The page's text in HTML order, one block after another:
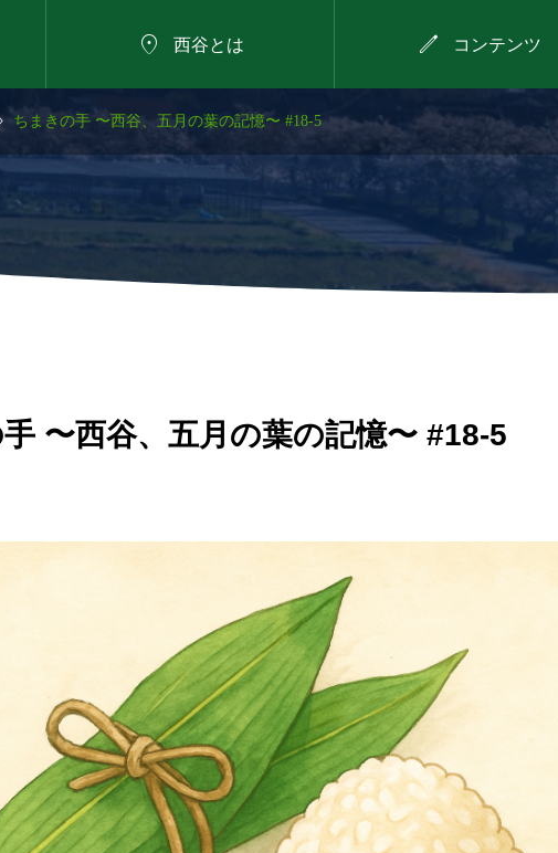
 西谷とは  コンテンツ
2026年8月8日
夏の植物観察会
2026年8月9日
ちまきの手 〜西谷、五月の葉の記憶〜 #18-5
〜西谷、五月の葉の記憶〜 #18-5